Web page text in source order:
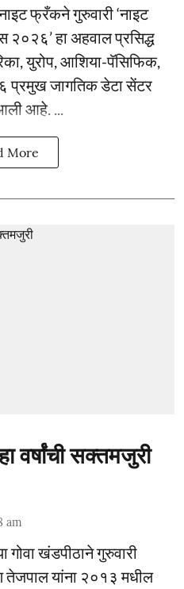
फ्रँकने गुरुवारी ‘नाइट
हा अहवाल प्रसिद्ध
युरोप, आशिया-पॅसिफिक,
प्रमुख जागतिक डेटा सेंटर
आहे. ...
More
वर्षांची सक्तमजुरी
am
गोवा खंडपीठाने गुरुवारी
तेजपाल यांना २०१३ मधील